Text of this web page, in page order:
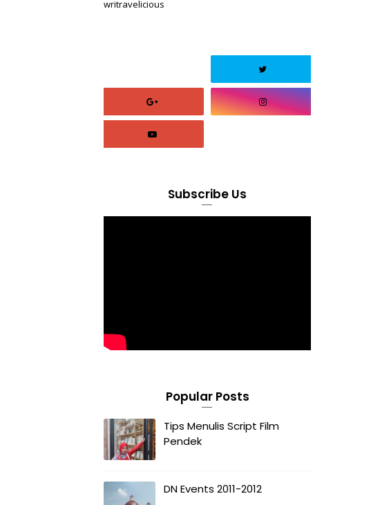
writravelicious
Subscribe Us
Popular Posts
Tips Menulis Script Film
Pendek
DN Events 2011-2012